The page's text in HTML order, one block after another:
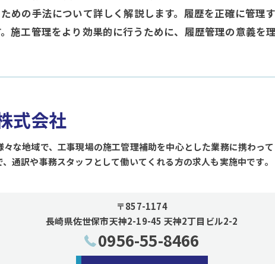
めの手法について詳しく解説します。履歴を正確に管理
施工管理をより効果的に行うために、履歴管理の意義を
式会社
な地域で、工事現場の施工管理補助を中心とした業務に携わっ
通訳や事務スタッフとして働いてくれる方の求人も実施中です。
〒857-1174
長崎県佐世保市天神2-19-45 天神2丁目ビル2-2
0956-55-8466